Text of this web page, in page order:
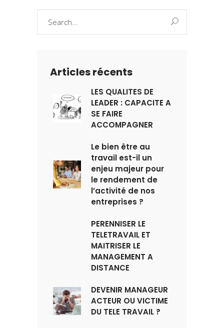
Articles récents
LES QUALITES DE
LEADER : CAPACITE A
SE FAIRE
ACCOMPAGNER
Le bien être au
travail est-il un
enjeu majeur pour
le rendement de
l’activité de nos
entreprises ?
PERENNISER LE
TELETRAVAIL ET
MAITRISER LE
MANAGEMENT A
DISTANCE
DEVENIR MANAGEUR
ACTEUR OU VICTIME
DU TELE TRAVAIL ?